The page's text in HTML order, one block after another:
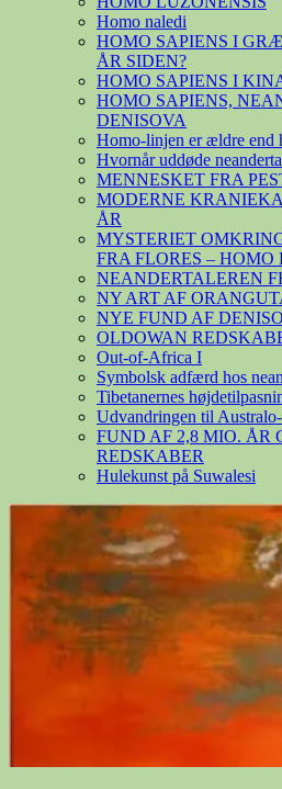
Homo naledi
HOMO SAPIENS I
ÅR SIDEN?
HOMO SAPIENS I
HOMO SAPIENS,
DENISOVA
Homo-linjen er ældre end
Hvornår uddøde
MENNESKET FRA
MODERNE
ÅR
MYSTERIET
FRA FLORES – HOMO
NEANDERTALEREN
NY ART AF
NYE FUND AF
OLDOWAN
Out-of-Africa I
Symbolsk adfærd hos
Tibetanernes
Udvandringen til
FUND AF 2,8 MIO. ÅR
REDSKABER
Hulekunst på Suwalesi